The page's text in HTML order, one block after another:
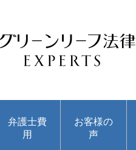
弁護士費
用
お客様の
声